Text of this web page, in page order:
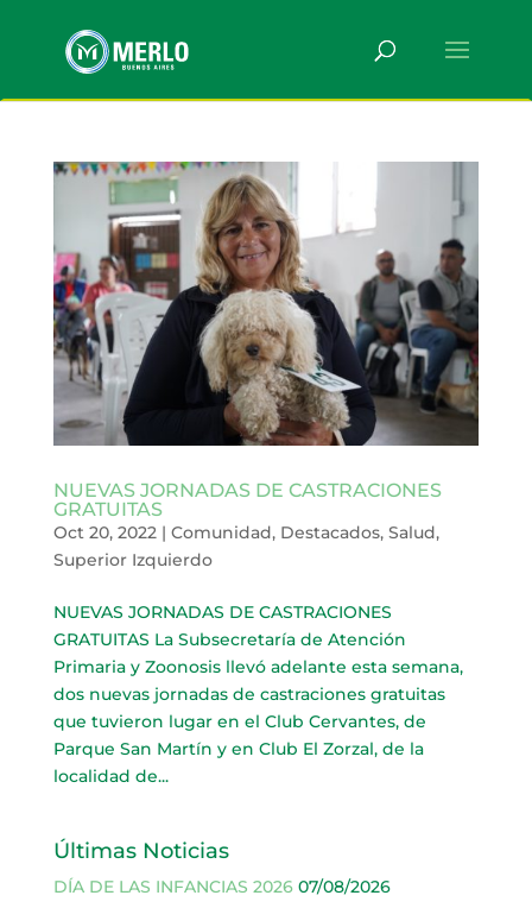
NUEVAS JORNADAS DE CASTRACIONES
GRATUITAS
Oct 20, 2022| Comunidad, Destacados, Salud,
Superior Izquierdo
NUEVAS JORNADAS DE CASTRACIONES
GRATUITAS La Subsecretaría de Atención
Primaria y Zoonosis llevó adelante esta semana,
dos nuevas jornadas de castraciones gratuitas
que tuvieron lugar en el Club Cervantes, de
Parque San Martín y en Club El Zorzal, de la
localidad de...
Últimas Noticias
DÍA DE LAS INFANCIAS 2026 07/08/2026